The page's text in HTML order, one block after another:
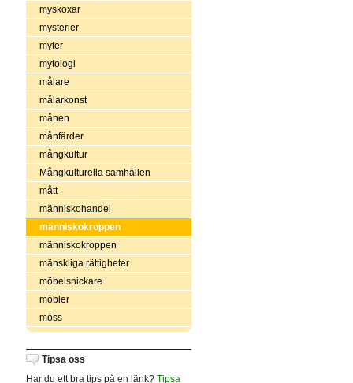
myskoxar
mysterier
myter
mytologi
målare
målarkonst
månen
månfärder
mångkultur
Mångkulturella samhällen
mått
människohandel
människokroppen
människokroppen
mänskliga rättigheter
möbelsnickare
möbler
möss
Tipsa oss
Har du ett bra tips på en länk? Tipsa